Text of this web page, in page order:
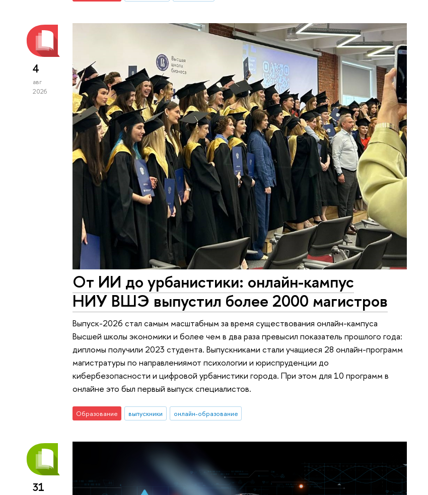
4
авг
2026
От ИИ до урбанистики: онлайн-кампус
НИУ ВШЭ выпустил более 2000 магистров
Выпуск-2026 стал самым масштабным за время существования онлайн-кампуса
Высшей школы экономики и более чем в два раза превысил показатель прошлого года:
дипломы получили 2023 студента. Выпускниками стали учащиеся 28 онлайн-программ
магистратуры по направлениямот психологии и юриспруденции до
кибербезопасности и цифровой урбанистики города. При этом для 10 программ в
онлайне это был первый выпуск специалистов.
Образование выпускники онлайн-образование
31